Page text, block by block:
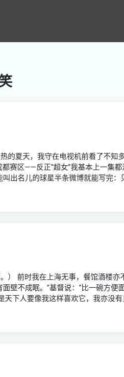
的夏天，我守在电视机前看了不知
赛区——反正“超女”我基本上一集都
出名儿的球星半条微博就能写完：
） 前时我在上海无事，餐馆酒楼亦
壁不成眠。”基督说：“比一碗方便
天下人要像我这样喜欢它，我亦没